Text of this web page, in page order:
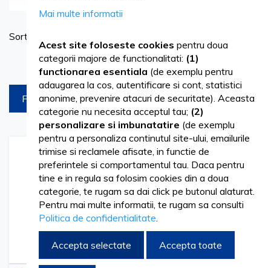
Sortare dupa
Produse pe pagina
FILTREAZA
Adaugati
la
Lista
de
Dorinte
Adaugati
pentru
comparare
la
de
Dorinte
Mai multe informatii
Acest site foloseste cookies pentru doua
categorii majore de functionalitati: (1)
functionarea esentiala (de exemplu pentru
adaugarea la cos, autentificare si cont, statistici
anonime, prevenire atacuri de securitate). Aceasta
categorie nu necesita acceptul tau; (2)
personalizare si imbunatatire (de exemplu
pentru a personaliza continutul site-ului, emailurile
trimise si reclamele afisate, in functie de
preferintele si comportamentul tau. Daca pentru
tine e in regula sa folosim cookies din a doua
categorie, te rugam sa dai click pe butonul alaturat.
Pentru mai multe informatii, te rugam sa consulti
Politica de confidentialitate.
Accepta selectate Accepta toate